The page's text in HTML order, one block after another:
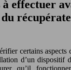
effectuer
certains aspects
d’un dispositif
qu’il